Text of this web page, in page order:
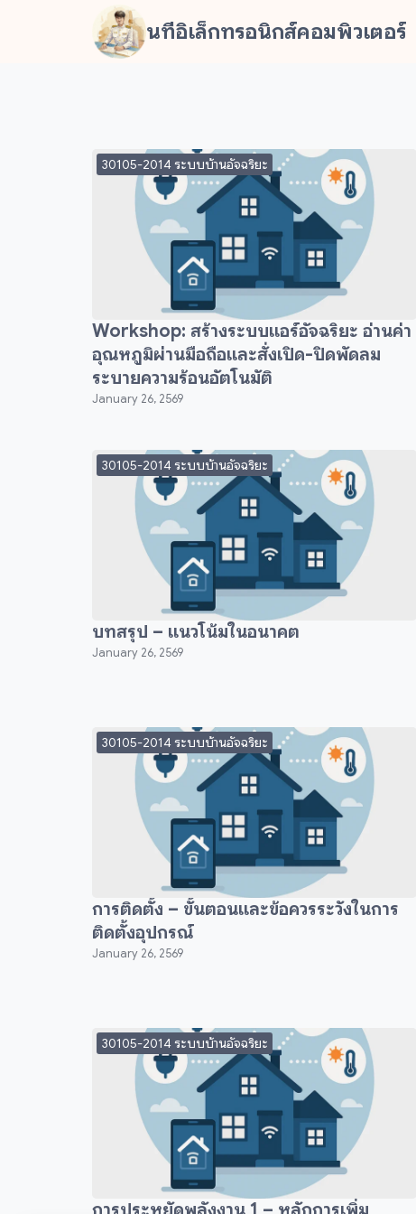
นทีอิเล็กทรอนิกส์คอมพิวเตอร์
30105-2014 ระบบบ้านอัจฉริยะ
Workshop: สร้างระบบแอร์อัจฉริยะ อ่านค่า
อุณหภูมิผ่านมือถือและสั่งเปิด-ปิดพัดลม
ระบายความร้อนอัตโนมัติ
January 26, 2569
30105-2014 ระบบบ้านอัจฉริยะ
บทสรุป – แนวโน้มในอนาคต
January 26, 2569
30105-2014 ระบบบ้านอัจฉริยะ
การติดตั้ง – ขั้นตอนและข้อควรระวังในการ
ติดตั้งอุปกรณ์
January 26, 2569
30105-2014 ระบบบ้านอัจฉริยะ